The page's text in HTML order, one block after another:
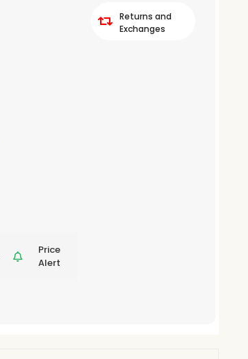
Price
Alert
Returns and
Exchanges